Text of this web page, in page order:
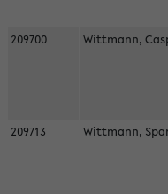
209700 Wittmann,
209713 Wittmann,